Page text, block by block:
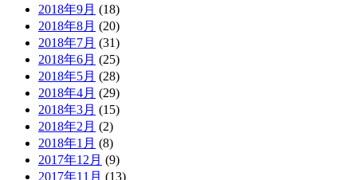
2018年9月 (18)
2018年8月 (20)
2018年7月 (31)
2018年6月 (25)
2018年5月 (28)
2018年4月 (29)
2018年3月 (15)
2018年2月 (2)
2018年1月 (8)
2017年12月 (9)
2017年11月 (13)